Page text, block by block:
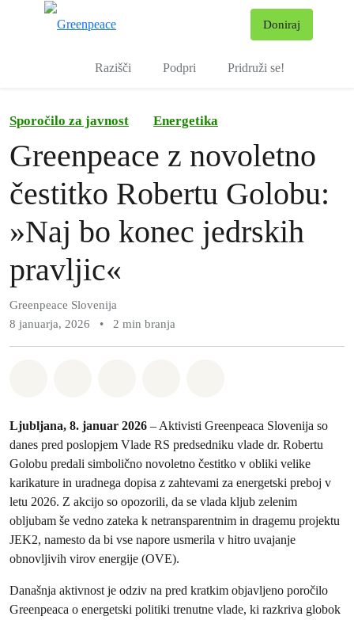
Doniraj
Razišči Podpri Pridruži se!
Sporočilo za javnost Energetika
Greenpeace z novoletno
čestitko Robertu Golobu:
»Naj bo konec jedrskih
pravljic«
Greenpeace Slovenija
8 januarja, 2026
• 2 min branja
Ljubljana, 8. januar 2026 – Aktivisti Greenpeaca Slovenija so
danes pred poslopjem Vlade RS predsedniku vlade dr. Robertu
Golobu predali simbolično novoletno čestitko v obliki velike
karikature in uradnega dopisa z zahtevami za energetski preboj v
letu 2026. Z akcijo so opozorili, da se vlada kljub zelenim
obljubam še vedno zateka k netransparentnim in dragemu projektu
JEK2, namesto da bi vse napore usmerila v hitro uvajanje
obnovljivih virov energije (OVE).
Današnja aktivnost je odziv na pred kratkim objavljeno poročilo
Greenpeaca o energetski politiki trenutne vlade, ki razkriva globok